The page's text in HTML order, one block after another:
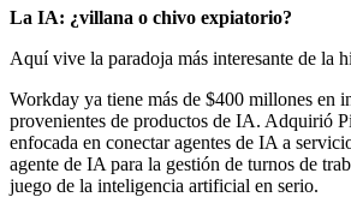
La IA: ¿villana o chivo expiatorio?
Aquí vive la paradoja más interesante de la
Workday ya tiene más de $400 millones en
provenientes de productos de IA. Adquirió
enfocada en conectar agentes de IA a
agente de IA para la gestión de turnos de
juego de la inteligencia artificial en serio.